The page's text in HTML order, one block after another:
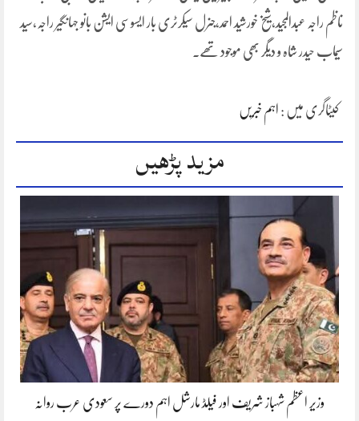
ناظم راجہ عبدالمجید،شیخ خورشید احمد،جنرل سیکرٹری بار ایسوسی ایشن بانو جہانگیر راجہ،سید
سیماب حیدر شاہ و دیگر بھی موجود تھے۔
کیٹاگری میں : اہم خبریں
مزید پڑھیں
وزیر اعظم شہباز شریف اور فیلڈ مارشل اہم دورے پر سعودی عرب روانہ